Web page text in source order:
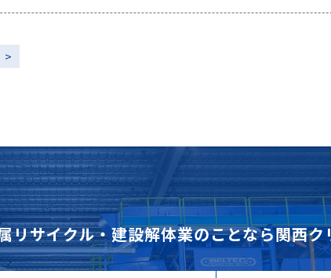
>
リサイクル・建設解体業のことなら関西ク